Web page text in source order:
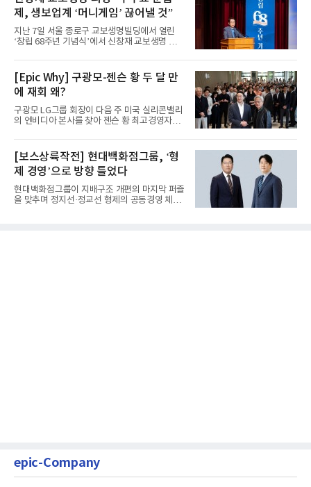
제, 생보업계 ‘머니게임’ 끊어낼 것”
지난 7일 서울 종로구 교보생명빌딩에서 열린
‘창립 68주년 기념식’에서 신창재 교보생명 대
[Epic Why] 구광모-젠슨 황 두 달 만
에 재회 왜?
구광모 LG그룹 회장이 다음 주 미국 실리콘밸리
의 엔비디아 본사를 찾아 젠슨 황 최고경영자
[보스상륙작전] 현대백화점그룹, ‘형
제 경영’으로 방향 틀었다
현대백화점그룹이 지배구조 개편의 마지막 퍼즐
을 맞추며 정지선·정교선 형제의 공동경영 체제
epic-Company